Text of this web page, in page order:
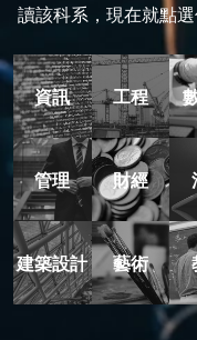
讀該科系，現在就點
資訊 工程
管理 財經
建築設計 藝術